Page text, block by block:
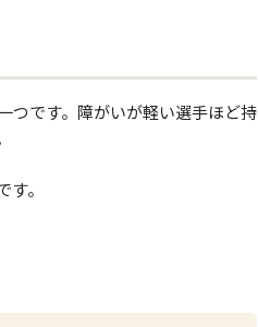
つです。障がいが軽い選手ほど持
。